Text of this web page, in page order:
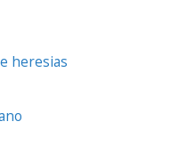
heresias